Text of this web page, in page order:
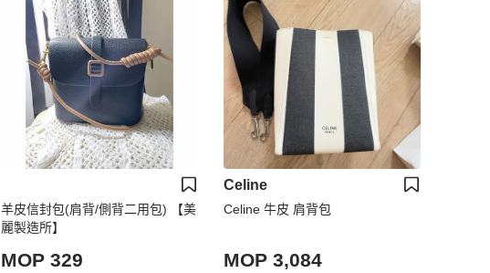
羊皮信封包(肩背/側背二用包) 【美
麗製造所】
MOP 329
Celine
Celine 牛皮 肩背包
MOP 3,084